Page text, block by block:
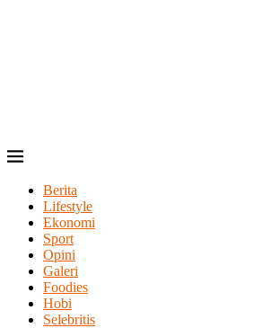
Berita
Lifestyle
Ekonomi
Sport
Opini
Galeri
Foodies
Hobi
Selebritis